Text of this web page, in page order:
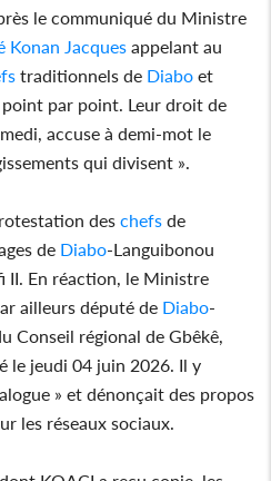
le communiqué du Ministre
Konan Jacques appelant au
traditionnels de Diabo et
par point. Leur droit de
accuse à demi-mot le
qui divisent ».
des chefs de
de Diabo-Languibonou
II. En réaction, le Ministre
ailleurs député de Diabo-
Conseil régional de Gbêkê,
le jeudi 04 juin 2026. Il y
» et dénonçait des propos
les réseaux sociaux.